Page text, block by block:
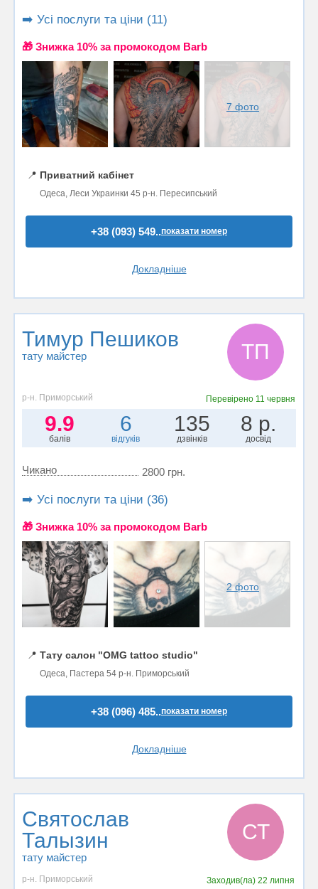
➡️ Усі послуги та ціни (11)
🎁 Знижка 10% за промокодом Barb
7 фото
📍 Приватний кабінет
Одеса, Леси Украинки 45 р-н. Пересипський
+38 (093) 549..показати номер
Докладніше
Тимур Пешиков
тату майстер ТП
р-н. Приморський Перевірено 11 червня
9.9
балів
6
відгуків
135
дзвінків
8 р.
досвід
Чикано 2800 грн.
➡️ Усі послуги та ціни (36)
🎁 Знижка 10% за промокодом Barb
2 фото
📍 Тату салон "OMG tattoo studio"
Одеса, Пастера 54 р-н. Приморський
+38 (096) 485..показати номер
Докладніше
Святослав
Талызин
тату майстер
СТ
р-н. Приморський Заходив(ла) 22 липня